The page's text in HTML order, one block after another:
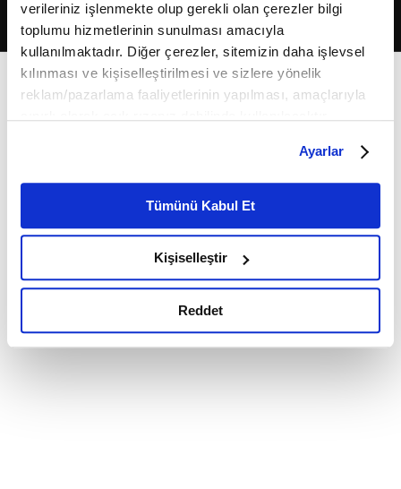
verileriniz işlenmekte olup gerekli olan çerezler bilgi
toplumu hizmetlerinin sunulması amacıyla
kullanılmaktadır. Diğer çerezler, sitemizin daha işlevsel
kılınması ve kişiselleştirilmesi ve sizlere yönelik
reklam/pazarlama faaliyetlerinin yapılması, amaçlarıyla
belirleyebilirsiniz. Çerezlere ilişkin detaylı bilgi için
Ayarlar butonuna tıklayabilir,Çerez Bilgilendirme
Metnimizi ziyaret edebilirsiniz.
6698 sayılı Kişisel Verilerin Korunması Kanunu uyarınca
okumak ve sitemizi ziyaretiniz kapsamında
gerçekleştirilen veri işleme faaliyetleri ile ilgili daha
detaylı bilgi almak için lütfentıklayınız.
Ayarlar
Tümünü Kabul Et
Kişiselleştir
Reddet